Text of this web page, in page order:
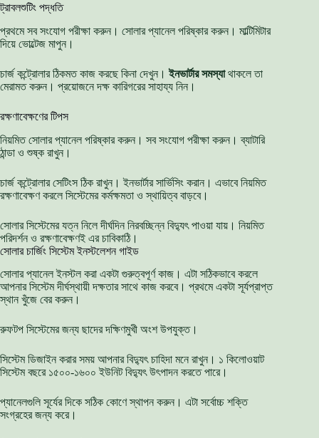
ট্রাবলশুটিং পদ্ধতি
প্রথমে সব সংযোগ পরীক্ষা করুন। সোলার প্যানেল পরিষ্কার করুন। মাল্টিমিটার
দিয়ে ভোল্টেজ মাপুন।
চার্জ কন্ট্রোলার ঠিকমত কাজ করছে কিনা দেখুন।ইনভার্টার সমস্যাথাকলে তা
মেরামত করুন। প্রয়োজনে দক্ষ কারিগরের সাহায্য নিন।
রক্ষণাবেক্ষণের টিপস
নিয়মিত সোলার প্যানেল পরিষ্কার করুন। সব সংযোগ পরীক্ষা করুন। ব্যাটারি
ঠান্ডা ও শুষ্ক রাখুন।
চার্জ কন্ট্রোলার সেটিংস ঠিক রাখুন। ইনভার্টার সার্ভিসিং করান। এভাবে নিয়মিত
রক্ষণাবেক্ষণ করলে সিস্টেমের কর্মক্ষমতা ও স্থায়িত্ব বাড়বে।
সোলার সিস্টেমের যত্ন নিলে দীর্ঘদিন নিরবচ্ছিন্ন বিদ্যুৎ পাওয়া যায়। নিয়মিত
পরিদর্শন ও রক্ষণাবেক্ষণই এর চাবিকাঠি।
সোলার চার্জিং সিস্টেম ইনস্টলেশন গাইড
সোলার প্যানেল ইনস্টল করা একটা গুরুত্বপূর্ণ কাজ। এটা সঠিকভাবে করলে
আপনার সিস্টেম দীর্ঘস্থায়ী দক্ষতার সাথে কাজ করবে। প্রথমে একটা সূর্যপ্রাপ্ত
স্থান খুঁজে বের করুন।
রুফটপ সিস্টেমের জন্য ছাদের দক্ষিণমুখী অংশ উপযুক্ত।
সিস্টেম ডিজাইন করার সময় আপনার বিদ্যুৎ চাহিদা মনে রাখুন। ১ কিলোওয়াট
সিস্টেম বছরে ১৫০০-১৬০০ ইউনিট বিদ্যুৎ উৎপাদন করতে পারে।
প্যানেলগুলি সূর্যের দিকে সঠিক কোণে স্থাপন করুন। এটা সর্বোচ্চ শক্তি
সংগ্রহের জন্য করে।